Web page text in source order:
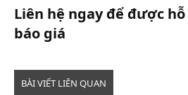
Liên hệ ngay để được
báo giá​
BÀI VIẾT LIÊN QUAN